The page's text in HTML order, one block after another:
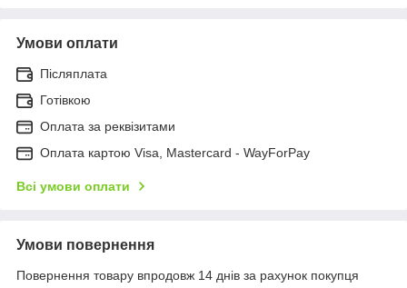
Умови оплати
Післяплата
Готівкою
Оплата за реквізитами
Оплата картою Visa, Mastercard - WayForPay
Всі умови оплати
Умови повернення
Повернення товару впродовж 14 днів за рахунок покупця